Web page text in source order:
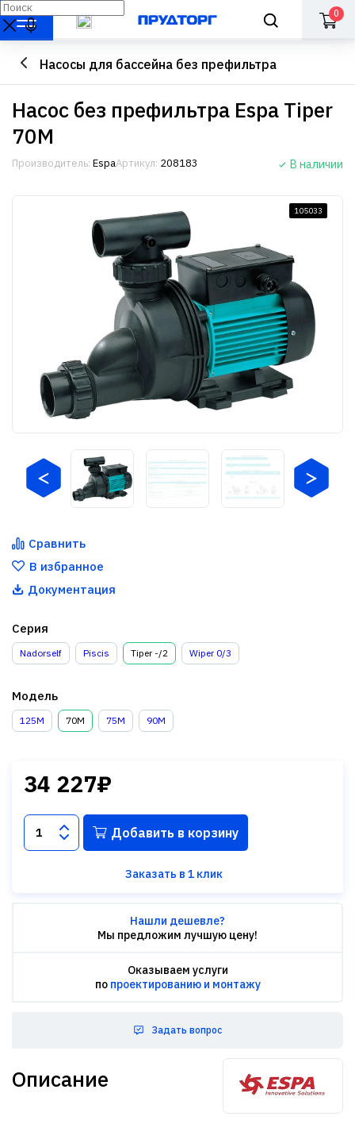
0
Насосы для бассейна без префильтра
Насос без префильтра Espa Tiper
70M
Производитель: EspaАртикул: 208183 В наличии
105033
Сравнить
В избранное
Документация
Серия
Nadorself Piscis Tiper -/2 Wiper 0/3
Модель
125M 70M 75M 90M
34 227₽
Добавить в корзину
Заказать в 1 клик
Нашли дешевле?
Мы предложим лучшую цену!
Оказываем услуги
по проектированию и монтажу
Задать вопрос
Описание